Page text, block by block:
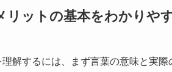
リットの基本をわかりや
解するには、まず言葉の意味と実